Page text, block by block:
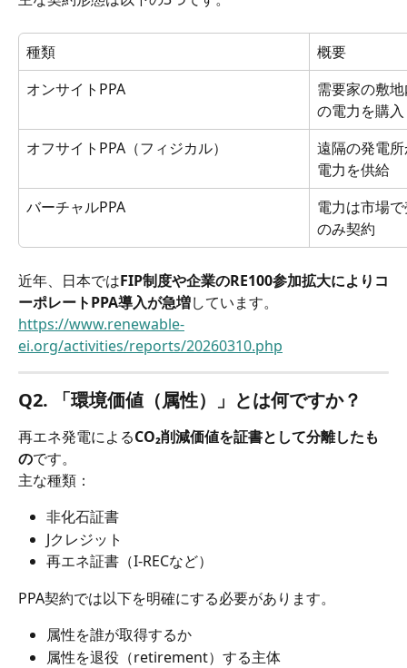
種類
概要
オンサイトPPA
需要家の敷
の電力を購入
オフサイトPPA（フィジカル）
遠隔の発電
電力を供給
バーチャルPPA
電力は市場
のみ契約
近年、日本ではFIP制度や企業のRE100参加拡大によりコ
ーポレートPPA導入が急増しています。
https://www.renewable-
ei.org/activities/reports/20260310.php
Q2. 「環境価値（属性）」とは何ですか？
再エネ発電によるCO₂削減価値を証書として分離したも
のです。
主な種類：
非化石証書
Jクレジット
再エネ証書（I-RECなど）
PPA契約では以下を明確にする必要があります。
属性を誰が取得するか
属性を退役（retirement）する主体